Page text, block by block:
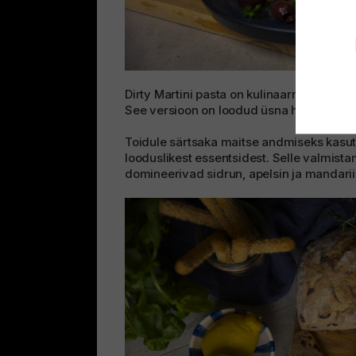
Dirty Martini pasta on kulinaarne
See versioon on loodud üsna hiljuti,
Toidule särtsaka maitse andmiseks
looduslikest essentsidest. Selle
domineerivad sidrun, apelsin ja